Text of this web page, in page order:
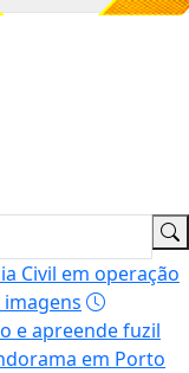
Civil em operação
e apreende fuzil
em Porto